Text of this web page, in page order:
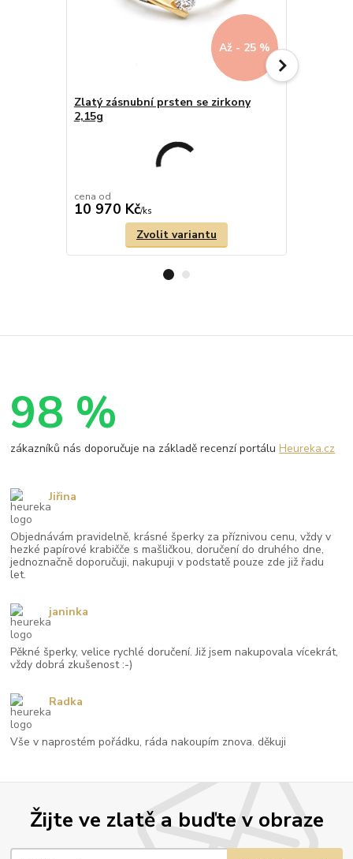
Až - 25 %
Zlatý zásnubní prsten se zirkony
2,15g
cena od
10 970 Kč/ks
Zvolit variantu
Žijte ve zlatě a buďte v obraze
98 %
zákazníků nás doporučuje na základě recenzí portáluHeureka.cz
Objednávám pravidelně, krásné šperky za příznivou cenu, vždy v
hezké papírové krabičče s mašličkou, doručení do druhého dne,
jednoznačně doporučuji, nakupuji v podstatě pouze zde již řadu
let.
Jiřina
Pěkné šperky, velice rychlé doručení. Již jsem nakupovala vícekrát,
vždy dobrá zkušenost :-)
janinka
Vše v naprostém pořádku, ráda nakoupím znova. děkuji
Radka